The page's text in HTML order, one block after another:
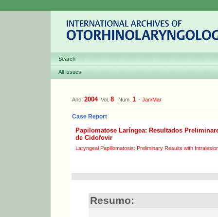
Search
All Issues
Ano: 2004Vol. 8 Num. 1 - Jan/Mar
Case Report
Papilomatose Laríngea: Resultados
de Cidofovir
Laryngeal Papillomatosis: Preliminary Results with
Resumo: